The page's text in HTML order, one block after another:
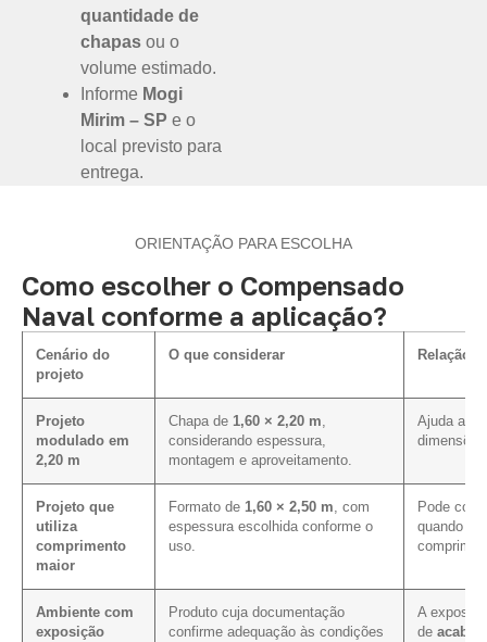
quantidade de
chapas ou o
volume estimado.
Informe Mogi
Mirim – SP e o
local previsto para
entrega.
ORIENTAÇÃO PARA ESCOLHA
Como escolher o Compensado
Naval conforme a aplicação?
Cenário do
projeto
O que considerar Relação
Projeto
modulado em
2,20 m
Chapa de 1,60 × 2,20 m
considerando espessura,
montagem e aproveitamento.
Ajuda a
Projeto que
utiliza
comprimento
maior
Formato de 1,60 × 2,50 m , com
espessura escolhida conforme o
uso.
Pode
quando a
Ambiente com
exposição
Produto cuja documentação
confirme adequação às condições
A
de